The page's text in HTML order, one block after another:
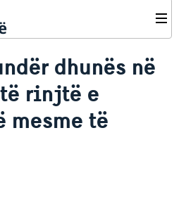
dhunës në
rinjtë e
mesme të